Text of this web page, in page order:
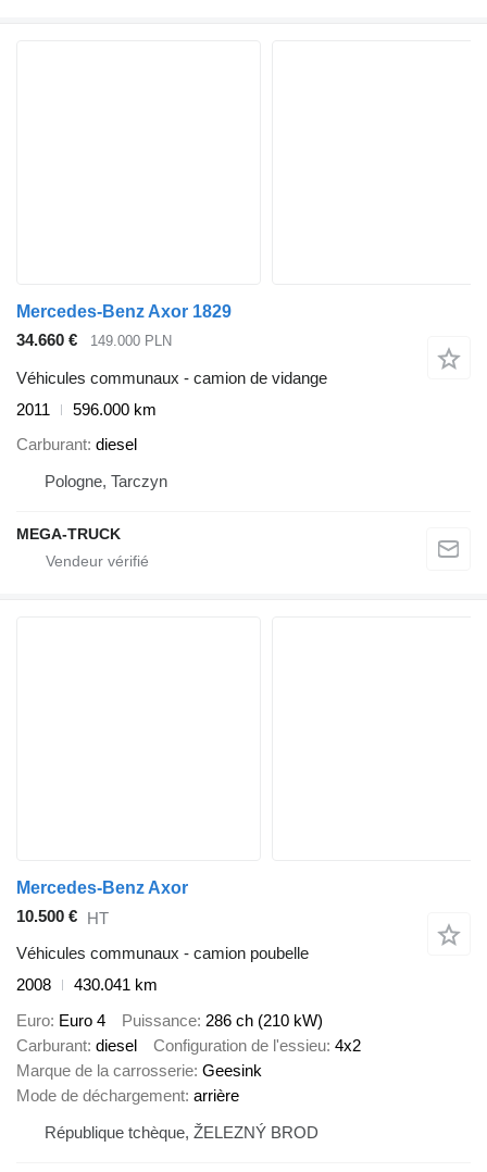
Mercedes-Benz Axor 1829
34.660 €
149.000 PLN
Véhicules communaux - camion de vidange
2011
596.000 km
Carburant diesel
Pologne, Tarczyn
MEGA-TRUCK
Mercedes-Benz Axor
10.500 € HT
Véhicules communaux - camion poubelle
2008
430.041 km
Euro Euro 4 Puissance 286 ch (210 kW)
Carburant diesel Configuration de l'essieu 4x2
Marque de la carrosserie Geesink
Mode de déchargement arrière
République tchèque, ŽELEZNÝ BROD